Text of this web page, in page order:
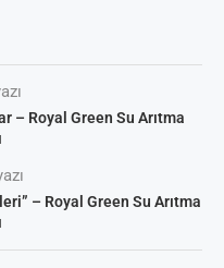
– Royal Green Su Arıtma
– Royal Green Su Arıtma